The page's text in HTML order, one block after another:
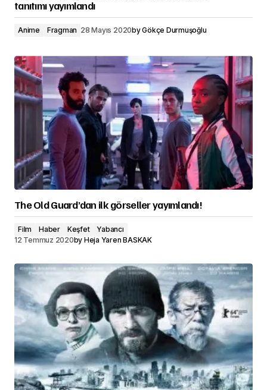
tanıtımı yayımlandı
Anime Fragman 28 Mayıs 2020byGökçe Durmuşoğlu
The Old Guard’dan ilk görseller yayımlandı!
Film Haber Keşfet
Yabancı
12 Temmuz 2020by Heja Yaren BASKAK